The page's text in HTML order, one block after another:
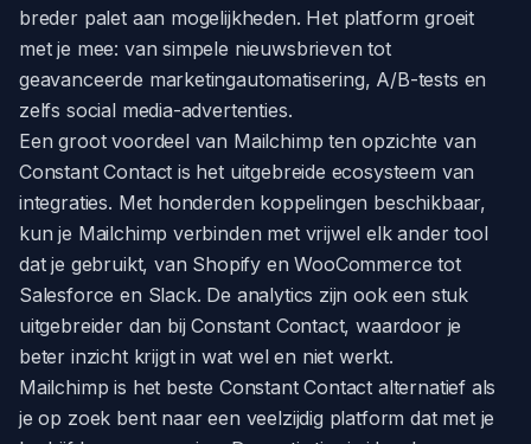
breder palet aan mogelijkheden. Het platform groeit
met je mee: van simpele nieuwsbrieven tot
geavanceerde marketingautomatisering, A/B-tests en
zelfs social media-advertenties.
Een groot voordeel van Mailchimp ten opzichte van
Constant Contact is het uitgebreide ecosysteem van
integraties. Met honderden koppelingen beschikbaar,
kun je Mailchimp verbinden met vrijwel elk ander tool
dat je gebruikt, van Shopify en WooCommerce tot
Salesforce en Slack. De analytics zijn ook een stuk
uitgebreider dan bij Constant Contact, waardoor je
beter inzicht krijgt in wat wel en niet werkt.
Mailchimp is het beste Constant Contact alternatief als
je op zoek bent naar een veelzijdig platform dat met je